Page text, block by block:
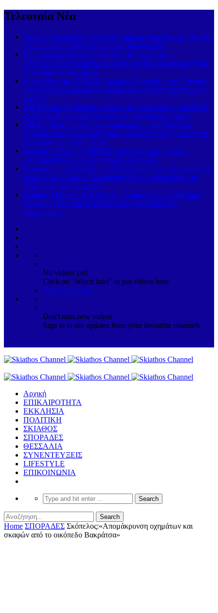
Τελευταία Νέα
Vesuvio: Η απόλυτη γεύση της ιταλικής κουζίνας στη Σκιάθο
– Στο λιμάνι, τώρα & στην Αγία Παρασκευή!
Εντυπωσιακή άφιξη στη Σκιάθο: Το Superyacht
ANASTASIA K κατέπλευσε από την Τουρκία & μαγνήτισε
τα βλέμματα στο λιμάνι
Ο πρόεδρος της ΝΙΚΗΣ, Δημήτρης Νατσιός, στην Τούμπα
για το ΠΑΟΚ-Άντερλεχτ: «Εκεί όπου χτυπά η ασπρόμαυρη
καρδιά»
ΝΙΚΗ κατά Ζαχαράκη: «Αγνοεί την ευρωπαϊκή καταδίκη &
κρατά χιλιάδες εκπαιδευτικούς σε εργασιακή ομηρία»
ΝΙΚΗ: «Εκατοντάδες εκατομμύρια στο AntiNero & η
Ελλάδα συνεχίζει να καίγεται» – Σκληρά ερωτήματα για τη
διαχείριση των κονδυλίων
Σκληρή επίθεση της ΝΙΚΗΣ για το μεταναστευτικό:
«Αποτροπή & όχι διαχείριση της εισβολής»
Παρασκευή 7 & Σάββατο 8 Αυγούστου: Ζωντανές μουσικές
βραδιές στο Carnayo Restaurant! Δύο μοναδικά live στο
Alkyon Hotel στη Σκιάθο
Σκιάθος-Μονακό: Νέα διεθνής συμμαχία για τον βιώσιμο
τουρισμό! Στο νησί η Διευθύντρια Τουρισμού του
Πριγκιπάτου
No videos yet!
Click on "Watch later" to put videos here
View all videos
Don't miss new videos
Sign in to see updates from your favourite channels
Αρχική
ΕΠΙΚΑΙΡΟΤΗΤΑ
ΕΚΚΛΗΣΙΑ
ΠΟΛΙΤΙΚΗ
ΣΚΙΑΘΟΣ
ΣΠΟΡΑΔΕΣ
ΘΕΣΣΑΛΙΑ
ΣΥΝΕΝΤΕΥΞΕΙΣ
LIFESTYLE
ΕΠΙΚΟΙΝΩΝΙΑ
Home ΣΠΟΡΑΔΕΣ Σκόπελος:«Απομάκρυνση οχημάτων και
σκαφών από το οικόπεδο Βακράτσα»